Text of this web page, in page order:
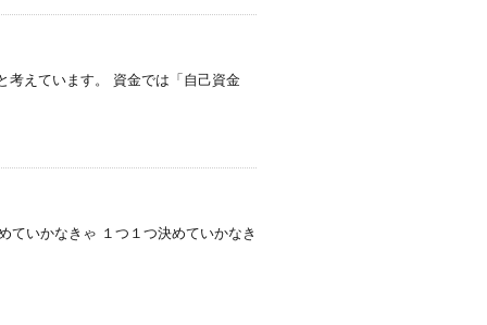
考えています。 資金では「自己資金
ていかなきゃ １つ１つ決めていかなき